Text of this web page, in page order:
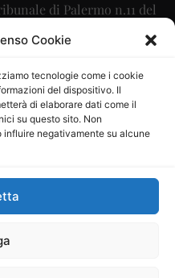
Cookie
tecnologie come i cookie
del dispositivo. Il
di elaborare dati come il
su questo sito. Non
negativamente su alcune
di Palermo n.11 del
Scaglione
Maria Calabrese
Cooperativa a r.l. è
di Comunicazione al